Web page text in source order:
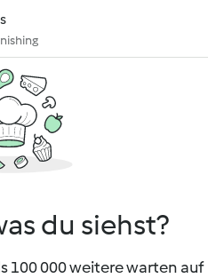
du siehst?
100 000 weitere warten auf